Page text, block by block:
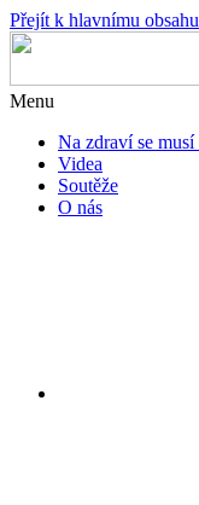
Přejít k hlavnímu obsahu
Menu
Na zdraví se musí
Videa
Soutěže
O nás